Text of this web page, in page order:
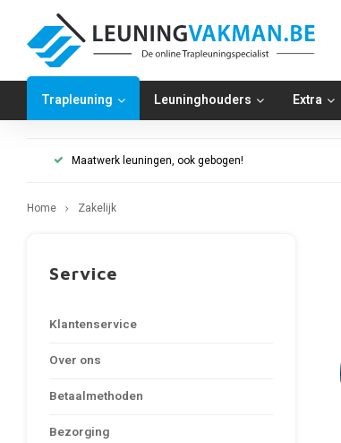
Trapleuning Leuninghouders Extra
Maatwerk leuningen, ook gebogen!
Home Zakelijk
Service
Klantenservice
Over ons
Betaalmethoden
Bezorging